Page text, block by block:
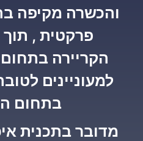
והכשרה מקיפה
פרקטית ,
הקריירה
למעוניינים
בתחום
מדובר בתכנית